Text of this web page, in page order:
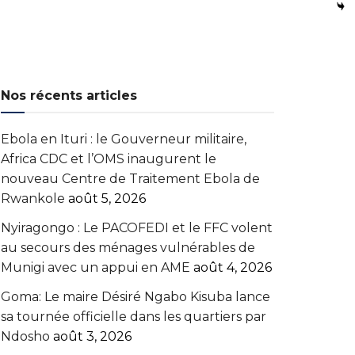
Nos récents articles
Ebola en Ituri : le Gouverneur militaire,
Africa CDC et l’OMS inaugurent le
nouveau Centre de Traitement Ebola de
Rwankole août 5, 2026
‎Nyiragongo : Le PACOFEDI et le FFC volent
au secours des ménages vulnérables de
Munigi avec un appui en AME‎‎ août 4, 2026
Goma: Le maire Désiré Ngabo Kisuba lance
sa tournée officielle dans les quartiers par
Ndosho août 3, 2026